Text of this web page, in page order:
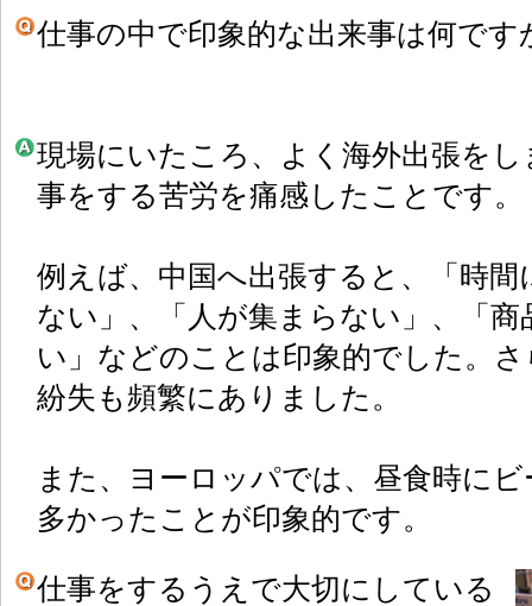
仕事の中で印象的な出来事は何です
現場にいたころ、よく海外出張を
事をする苦労を痛感したことです。
例えば、中国へ出張すると、「時
ない」、「人が集まらない」、「
い」などのことは印象的でした。
紛失も頻繁にありました。
また、ヨーロッパでは、昼食時に
多かったことが印象的です。
仕事をするうえで大切にしている